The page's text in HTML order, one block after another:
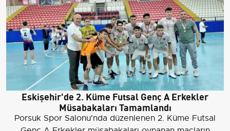
Eskişehir'de 2. Küme Futsal Genç A Erkekler
Müsabakaları Tamamlandı
Porsuk Spor Salonu'nda düzenlenen 2. Küme Futsal